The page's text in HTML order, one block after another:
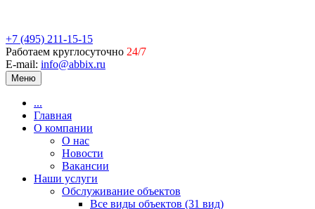
+7 (495) 211-15-15
Работаем круглосуточно 24/7
E-mail: info@abbix.ru
Меню
...
Главная
О компании
О нас
Новости
Вакансии
Наши услуги
Обслуживание объектов
Все виды объектов (31 вид)